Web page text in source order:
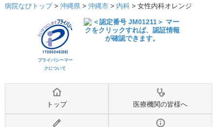
病院なびトップ> 沖縄県 > 沖縄市 > 内科 > 女性内科オレンジ
プライバシーマー
クについて
トップ 医療機関の皆様へ